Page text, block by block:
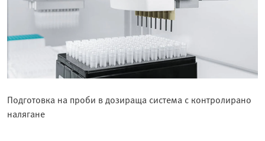
Подготовка на проби в дозираща система с контролирано
налягане